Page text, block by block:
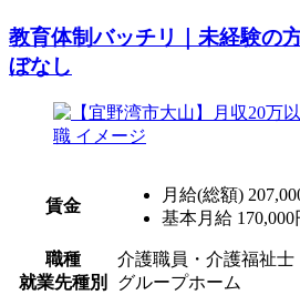
教育体制バッチリ｜未経験の
ぼなし
賃金
月給(総額)
基本月給 170,000
職種
介護職員・介護福祉士
就業先種別
グループホーム